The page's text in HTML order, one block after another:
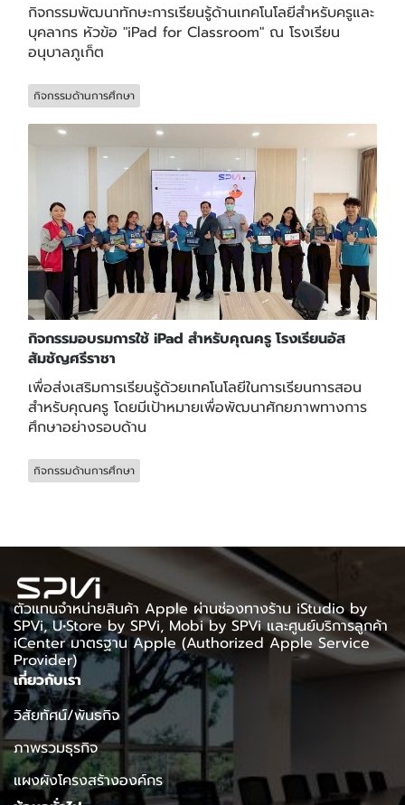
กิจกรรมพัฒนาทักษะการเรียนรู้ด้านเทคโนโลยีสำหรับครูและ
บุคลากร หัวข้อ "iPad for Classroom" ณ โรงเรียน
อนุบาลภูเก็ต
กิจกรรมด้านการศึกษา
กิจกรรมอบรมการใช้ iPad สำหรับคุณครู โรงเรียนอัส
สัมชัญศรีราชา
เพื่อส่งเสริมการเรียนรู้ด้วยเทคโนโลยีในการเรียนการสอน
สำหรับคุณครู โดยมีเป้าหมายเพื่อพัฒนาศักยภาพทางการ
ศึกษาอย่างรอบด้าน
กิจกรรมด้านการศึกษา
ตัวแทนจำหน่ายสินค้า Apple ผ่านช่องทางร้าน iStudio by
SPVi, U•Store by SPVi, Mobi by SPVi และศูนย์บริการลูกค้า
iCenter มาตรฐาน Apple (Authorized Apple Service
Provider)
เกี่ยวกับเรา
วิสัยทัศน์/พันธกิจ
ภาพรวมธุรกิจ
แผงผังโครงสร้างองค์กร